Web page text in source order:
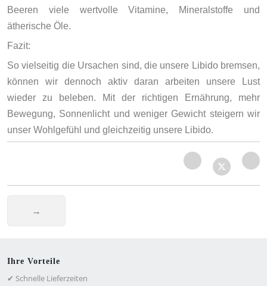
Beeren viele wertvolle Vitamine, Mineralstoffe und
ätherische Öle.
Fazit:
So vielseitig die Ursachen sind, die unsere Libido bremsen,
können wir dennoch aktiv daran arbeiten unsere Lust
wieder zu beleben. Mit der richtigen Ernährung, mehr
Bewegung, Sonnenlicht und weniger Gewicht steigern wir
unser Wohlgefühl und gleichzeitig unsere Libido.
Nächster Beitrag: Erdnüsse? - Nein, danke!
→
Ihre Vorteile
✔ Schnelle Lieferzeiten